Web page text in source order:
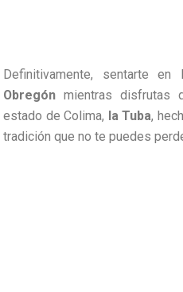
Definitivamente, sentarte en
Obregónmientras disfrutas
estado de Colima, la Tuba,
tradición que no te puedes